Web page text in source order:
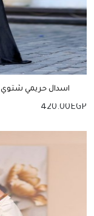
اسدال حريمي
420.00EGP